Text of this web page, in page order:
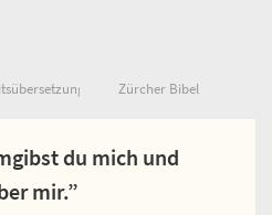
Zürcher Bibel
du mich und
mir.”